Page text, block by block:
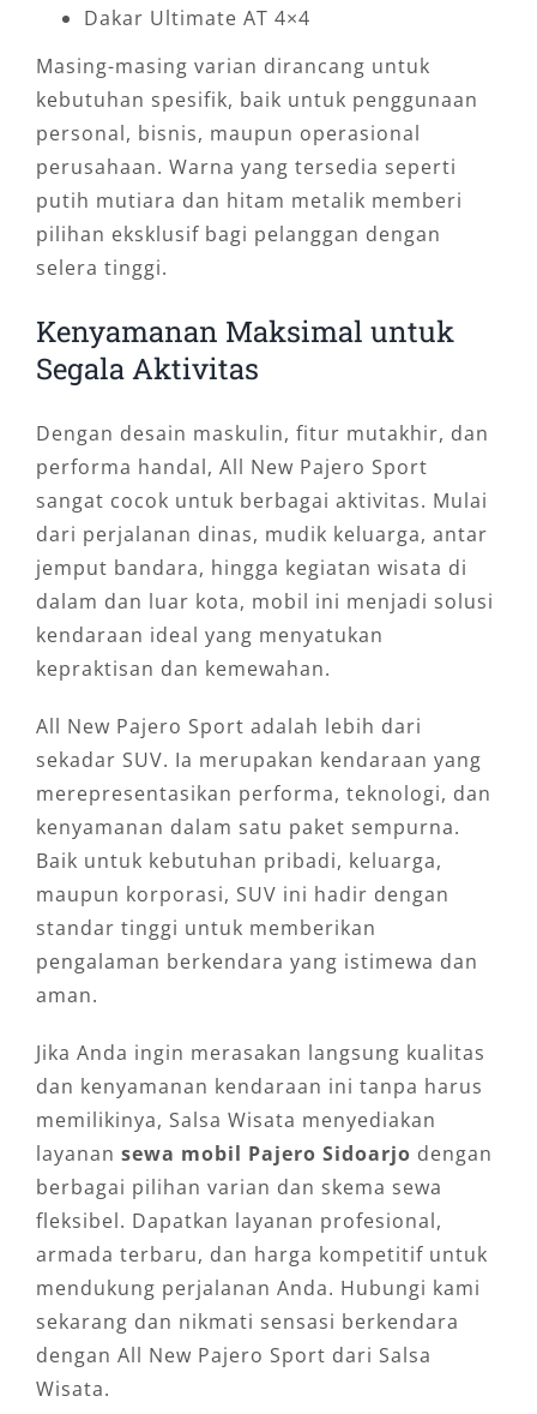
Dakar Ultimate AT 4×4
Masing-masing varian dirancang untuk
kebutuhan spesifik, baik untuk penggunaan
personal, bisnis, maupun operasional
perusahaan. Warna yang tersedia seperti
putih mutiara dan hitam metalik memberi
pilihan eksklusif bagi pelanggan dengan
selera tinggi.
Kenyamanan Maksimal untuk
Segala Aktivitas
Dengan desain maskulin, fitur mutakhir, dan
performa handal, All New Pajero Sport
sangat cocok untuk berbagai aktivitas. Mulai
dari perjalanan dinas, mudik keluarga, antar
jemput bandara, hingga kegiatan wisata di
dalam dan luar kota, mobil ini menjadi solusi
kendaraan ideal yang menyatukan
kepraktisan dan kemewahan.
All New Pajero Sport adalah lebih dari
sekadar SUV. Ia merupakan kendaraan yang
merepresentasikan performa, teknologi, dan
kenyamanan dalam satu paket sempurna.
Baik untuk kebutuhan pribadi, keluarga,
maupun korporasi, SUV ini hadir dengan
standar tinggi untuk memberikan
pengalaman berkendara yang istimewa dan
aman.
Jika Anda ingin merasakan langsung kualitas
dan kenyamanan kendaraan ini tanpa harus
memilikinya, Salsa Wisata menyediakan
layanan sewa mobil Pajero Sidoarjo dengan
berbagai pilihan varian dan skema sewa
fleksibel. Dapatkan layanan profesional,
armada terbaru, dan harga kompetitif untuk
mendukung perjalanan Anda. Hubungi kami
sekarang dan nikmati sensasi berkendara
dengan All New Pajero Sport dari Salsa
Wisata.